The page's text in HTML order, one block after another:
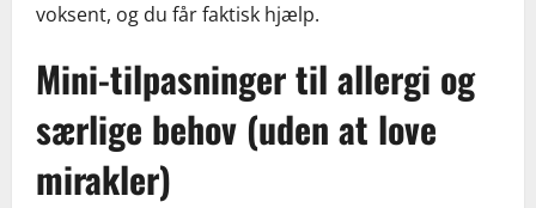
voksent, og du får faktisk hjælp.
Mini-tilpasninger til allergi og
særlige behov (uden at love
mirakler)